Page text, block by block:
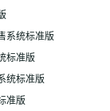
系统标准版
标准版
统标准版
准版